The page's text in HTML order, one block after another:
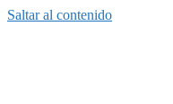
Saltar al contenido